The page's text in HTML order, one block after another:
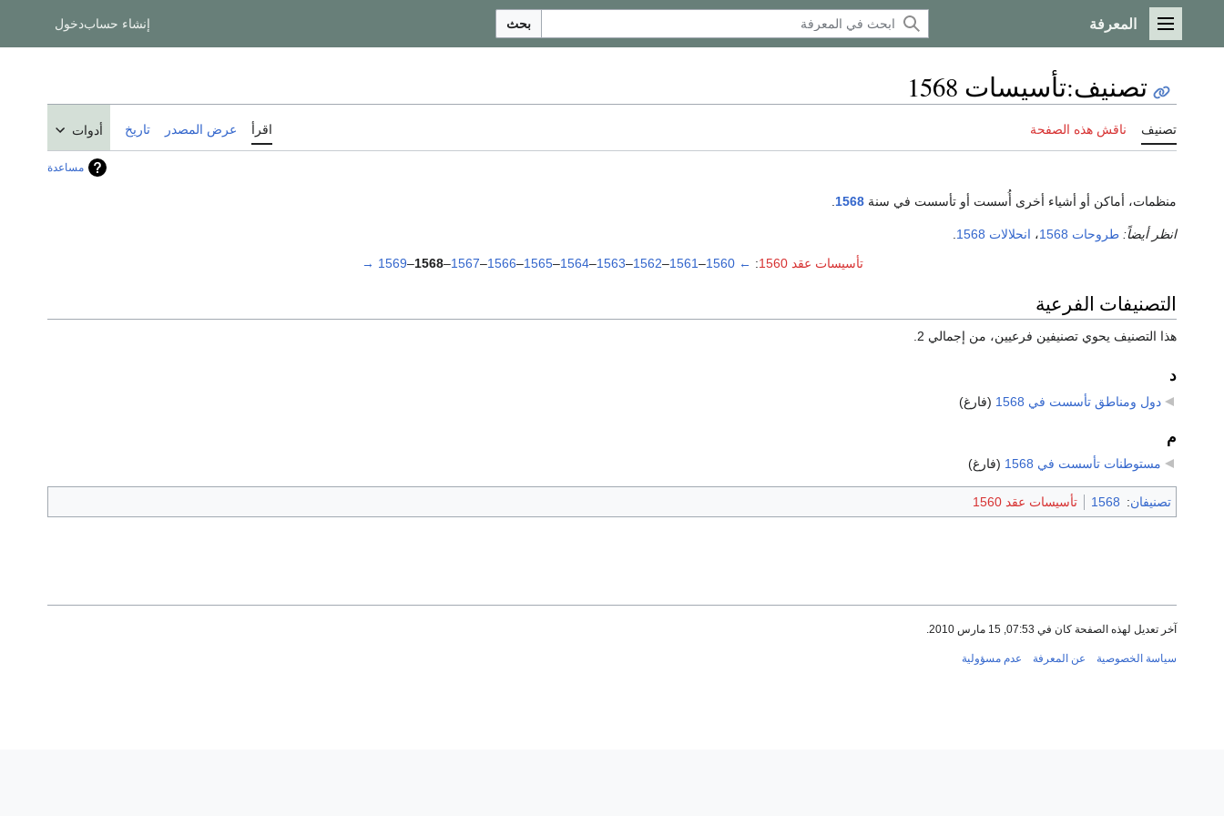
القائمة الرئيسية
المعرفة بحث إنشاء حسابدخول
تصنيف:تأسيسات 1568
تصنيف ناقش هذه الصفحة اقرأ عرض المصدر تاريخ أدوات
مساعدة
منظمات، أماكن أو أشياء أخرى أُسست أو تأسست في سنة 1568
انظر أيضاً: طروحات 1568 ، انحلالات 1568
تأسيسات عقد 1560
:
←
1560
–
1561
–
1562
–
1563
–
1564
–
1565
–
1566
–
1567
–
1568
–
1569
→
التصنيفات الفرعية
هذا التصنيف يحوي تصنيفين فرعيين، من إجمالي 2.
د
دول ومناطق تأسست في 1568 (فارغ)
م
مستوطنات تأسست في 1568 (فارغ)
تصنيفان:
1568 تأسيسات عقد 1560
آخر تعديل لهذه الصفحة كان في 07:53, 15 مارس 2010.
سياسة الخصوصية عن المعرفة عدم مسؤولية